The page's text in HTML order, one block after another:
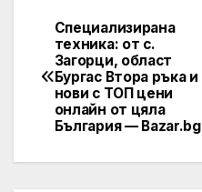
Post
navigation
Специализирана
техника: от с.
Загорци, област
Бургас Втора ръка и
нови с ТОП цени
онлайн от цяла
България — Bazar.bg